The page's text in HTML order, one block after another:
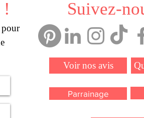
pour
Suivez-
Voir nos avis
Parrainage